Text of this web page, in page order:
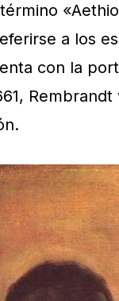
a los
con la